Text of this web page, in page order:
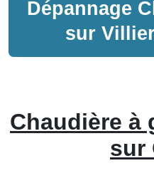
Dépannage
sur
Chaudière à
sur